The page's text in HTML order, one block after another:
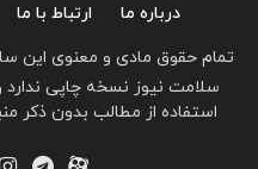
درباره ما ارتباط با ما
تمام حقوق مادی و معنوی این
سلامت نیوز نسخه چاپی
استفاده از مطالب بدون ذکر